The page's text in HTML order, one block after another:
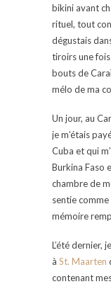
bikini avant
rituel, tout
dégustais
tiroirs une
bouts de
mélo de ma
Un jour, au
je m’étais
Cuba et qui
Burkina Faso
chambre de
sentie
mémoire
L’été dernier,
à St. Maarten
contenant